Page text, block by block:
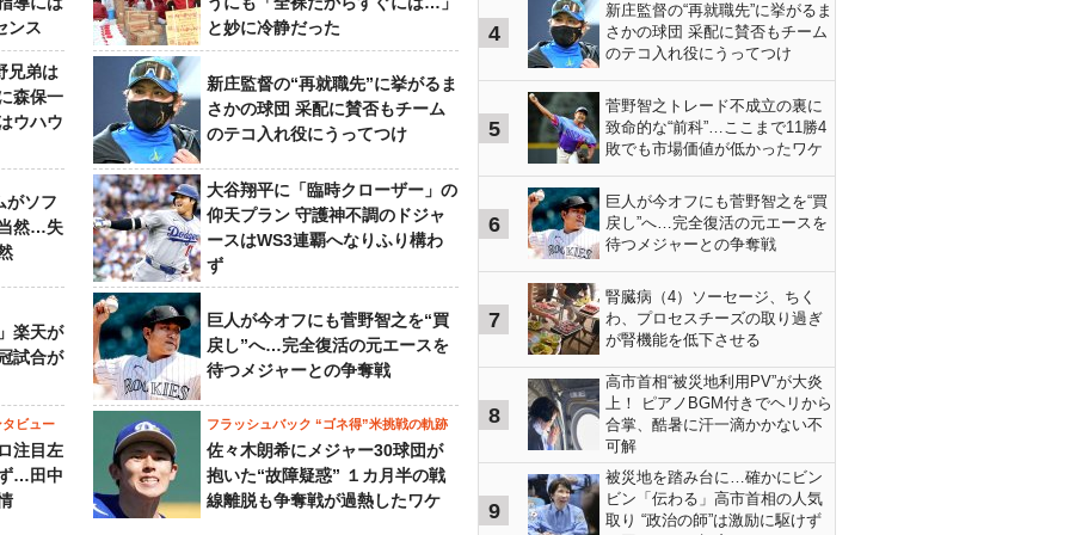
ンス
と妙に冷静だった
兄弟は
森保一
ウハウ
新庄監督の“再就職先”に挙がるま
さかの球団 采配に賛否もチーム
のテコ入れ役にうってつけ
がソフ
然…失
大谷翔平に「臨時クローザー」の
仰天プラン 守護神不調のドジャ
ースはWS3連覇へなりふり構わ
ず
楽天が
試合が
巨人が今オフにも菅野智之を“買
戻し”へ…完全復活の元エースを
待つメジャーとの争奪戦
ビュー
注目左
…田中
フラッシュバック “ゴネ得”米挑戦の軌跡
佐々木朗希にメジャー30球団が
抱いた“故障疑惑” １カ月半の戦
線離脱も争奪戦が過熱したワケ
4
新庄監督の“再就職先”に挙がるま
さかの球団 采配に賛否もチーム
のテコ入れ役にうってつけ
5
菅野智之トレード不成立の裏に
致命的な“前科”…ここまで11勝4
敗でも市場価値が低かったワケ
6
巨人が今オフにも菅野智之を“買
戻し”へ…完全復活の元エースを
待つメジャーとの争奪戦
7
腎臓病（4）ソーセージ、ちく
わ、プロセスチーズの取り過ぎ
が腎機能を低下させる
8
高市首相“被災地利用PV”が大炎
上！ ピアノBGM付きでヘリから
合掌、酷暑に汗一滴かかない不
可解
9
被災地を踏み台に…確かにビン
ビン「伝わる」高市首相の人気
取り “政治の師”は激励に駆けず